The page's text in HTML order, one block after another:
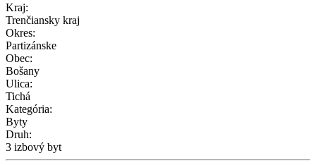
Kraj:
Trenčiansky kraj
Okres:
Partizánske
Obec:
Bošany
Ulica:
Tichá
Kategória:
Byty
Druh:
3 izbový byt